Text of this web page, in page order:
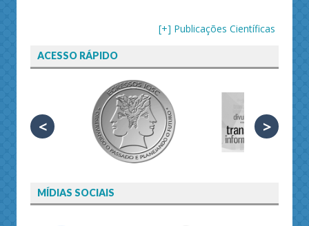
[+] Publicações Científicas
ACESSO RÁPIDO
< >
MÍDIAS SOCIAIS